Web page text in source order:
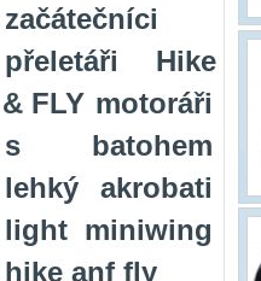
začátečníci
přeletáři
Hike
& FLY motoráři
s batohem
lehký
akrobati
light miniwing
hike anf fly